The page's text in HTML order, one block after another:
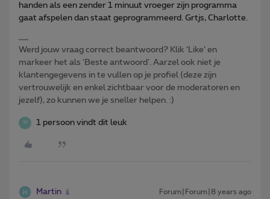
handen als een zender 1 minuut vroeger zijn programma
gaat afspelen dan staat geprogrammeerd. Grtjs, Charlotte.
Werd jouw vraag correct beantwoord? Klik ‘Like’ en
markeer het als 'Beste antwoord'. Aarzel ook niet je
klantengegevens in te vullen op je profiel (deze zijn
vertrouwelijk en enkel zichtbaar voor de moderatoren en
jezelf), zo kunnen we je sneller helpen. :)
W 1 persoon vindt dit leuk
Martin Forum|Forum|8 years ago